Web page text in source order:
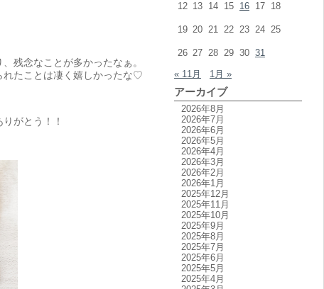
残念なことが多かったなぁ。
れたことは凄く嬉しかったな♡
がとう！！
12 13 14 15 16 17 18
19 20 21 22 23 24 25
26 27 28 29 30 31
« 11月
1月 »
アーカイブ
2026年8月
2026年7月
2026年6月
2026年5月
2026年4月
2026年3月
2026年2月
2026年1月
2025年12月
2025年11月
2025年10月
2025年9月
2025年8月
2025年7月
2025年6月
2025年5月
2025年4月